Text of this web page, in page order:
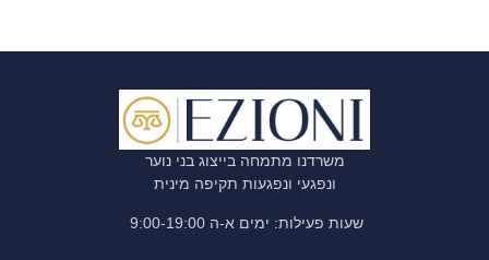
משרדנו מתמחה בייצוג בני נוער
ונפגעי ונפגעות תקיפה מינית
שעות פעילות: ימים א-ה 9:00-19:00